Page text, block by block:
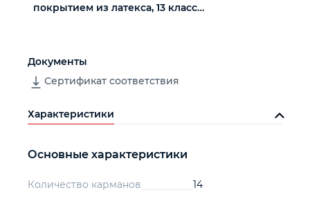
покрытием из латекса, 13 класс
Документы
Сертификат соответствия
Характеристики
Основные характеристики
Количество карманов
14